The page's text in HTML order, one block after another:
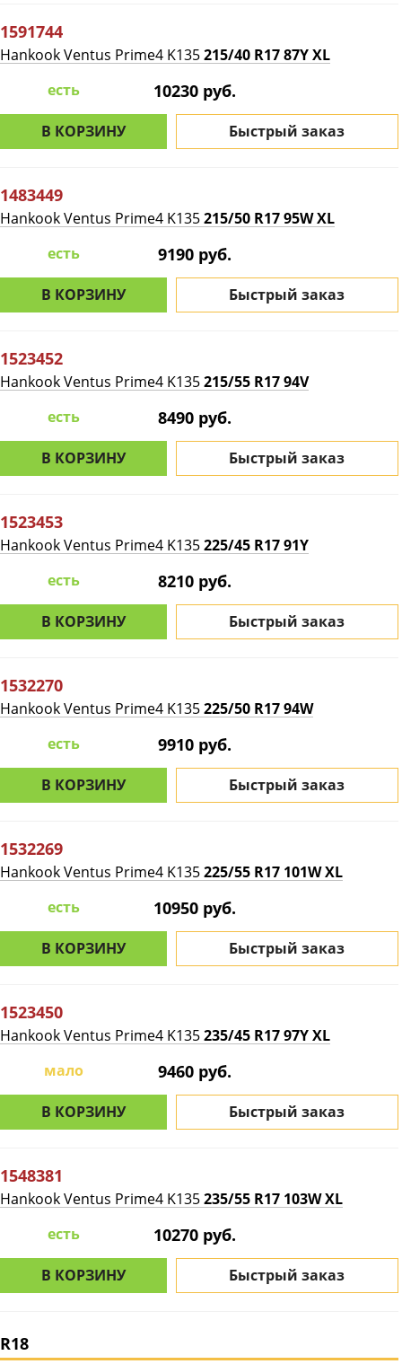
1591744
Hankook Ventus Prime4 K135215/40 R17 87Y XL
есть
10230 руб.
В КОРЗИНУ Быстрый заказ
1483449
Hankook Ventus Prime4 K135215/50 R17 95W XL
есть
9190 руб.
В КОРЗИНУ Быстрый заказ
1523452
Hankook Ventus Prime4 K135215/55 R17 94V
есть
8490 руб.
В КОРЗИНУ Быстрый заказ
1523453
Hankook Ventus Prime4 K135225/45 R17 91Y
есть
8210 руб.
В КОРЗИНУ Быстрый заказ
1532270
Hankook Ventus Prime4 K135225/50 R17 94W
есть
9910 руб.
В КОРЗИНУ Быстрый заказ
1532269
Hankook Ventus Prime4 K135225/55 R17 101W XL
есть
10950 руб.
В КОРЗИНУ Быстрый заказ
1523450
Hankook Ventus Prime4 K135235/45 R17 97Y XL
мало
9460 руб.
В КОРЗИНУ Быстрый заказ
1548381
Hankook Ventus Prime4 K135235/55 R17 103W XL
есть
10270 руб.
В КОРЗИНУ Быстрый заказ
R18